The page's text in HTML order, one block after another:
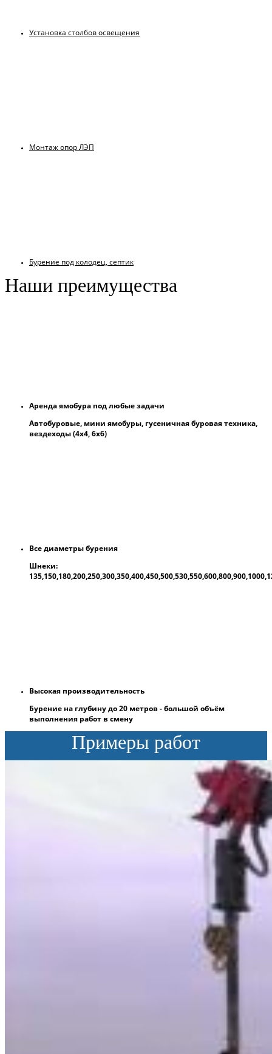
Установка столбов освещения
Монтаж опор ЛЭП
Бурение под колодец, септик
Наши преимущества
Аренда ямобура под любые задачи
Автобуровые, мини ямобуры, гусеничная буровая техника,
вездеходы (4х4, 6х6)
Все диаметры бурения
Шнеки:
Высокая производительность
Бурение на глубину до 20 метров - большой объём
выполнения работ в смену
Примеры работ